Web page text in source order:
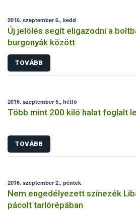
2016. szeptember 6., kedd
Új jelölés segít eligazodni a
burgonyák között
TOVÁBB
2016. szeptember 5., hétfő
Több mint 200 kiló halat foglalt
TOVÁBB
2016. szeptember 2., péntek
Nem engedélyezett színezék
pácolt tarlórépában